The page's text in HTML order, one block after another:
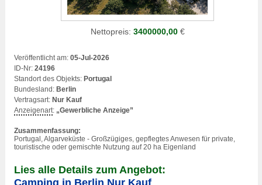
Nettopreis: 3400000,00€
Veröffentlicht am: 05-Jul-2026
ID-Nr: 24196
Standort des Objekts: Portugal
Bundesland: Berlin
Vertragsart: Nur Kauf
Anzeigenart: „Gewerbliche Anzeige”
Zusammenfassung:
Portugal, Algarveküste - Großzügiges, gepflegtes Anwesen für private,
touristische oder gemischte Nutzung auf 20 ha Eigenland
Lies alle Details zum Angebot:
Camping in Berlin Nur Kauf